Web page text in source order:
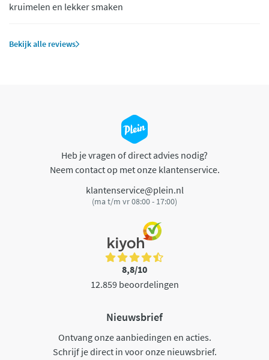
kruimelen en lekker smaken
Bekijk alle reviews
Heb je vragen of direct advies nodig?
Neem contact op met onze klantenservice.
klantenservice@plein.nl
(ma t/m vr 08:00 - 17:00)
8,8/10
12.859 beoordelingen
Nieuwsbrief
Ontvang onze aanbiedingen en acties.
Schrijf je direct in voor onze nieuwsbrief.